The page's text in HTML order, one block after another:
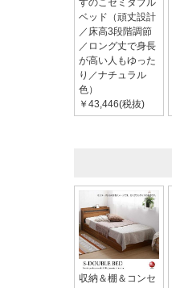
すのこセミダブル
ベッド（頑丈設計
／床高3段階調節
／ロング丈で身長
が高い人もゆった
り／ナチュラル
色）
￥43,446(税抜)
収納＆棚＆コンセ